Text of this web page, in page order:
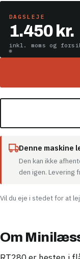
DAGSLEJE
1.450 kr.
inkl. moms og
Denne maskine
Den kan ikke
den igen. Levering
Vil du eje i stedet for at
Om